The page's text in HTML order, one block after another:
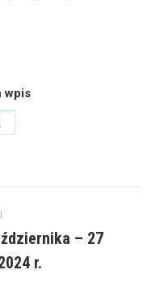
wpis
– 27
r.